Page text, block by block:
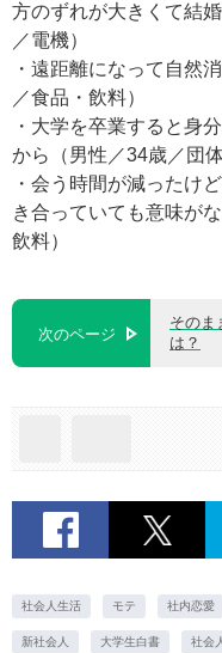
方のずれが大きくて結
／電機）
・遠距離になって自然
／食品・飲料）
・大学を卒業すると身
から（男性／34歳／団
・会う時間が減ったけ
き合っていても意味が
飲料）
次のページ
そのま
は？
社会人生活 モテ 社内恋愛
新社会人 大学生白書 社会